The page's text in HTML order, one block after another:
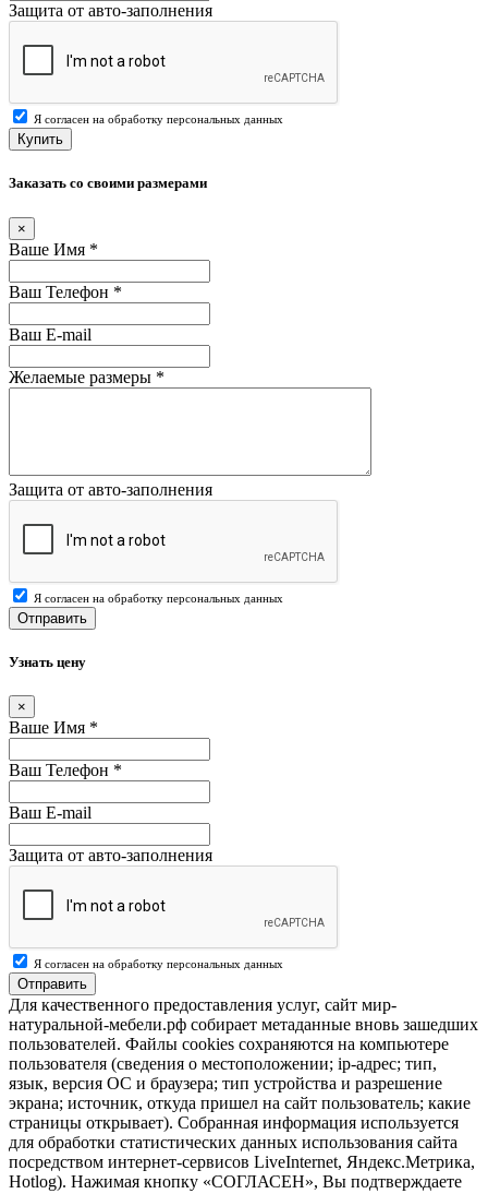
Защита от авто-заполнения
Я согласен на обработку персональных данных
Купить
Заказать со своими размерами
×
Ваше Имя *
Ваш Телефон *
Ваш E-mail
Желаемые размеры *
Защита от авто-заполнения
Я согласен на обработку персональных данных
Отправить
Узнать цену
×
Ваше Имя *
Ваш Телефон *
Ваш E-mail
Защита от авто-заполнения
Я согласен на обработку персональных данных
Отправить
Для качественного предоставления услуг, сайт мир-
натуральной-мебели.рф собирает метаданные вновь зашедших
пользователей. Файлы cookies сохраняются на компьютере
пользователя (сведения о местоположении; ip-адрес; тип,
язык, версия ОС и браузера; тип устройства и разрешение
экрана; источник, откуда пришел на сайт пользователь; какие
страницы открывает). Собранная информация используется
для обработки статистических данных использования сайта
посредством интернет-сервисов LiveInternet, Яндекс.Метрика,
Hotlog). Нажимая кнопку «СОГЛАСЕН», Вы подтверждаете